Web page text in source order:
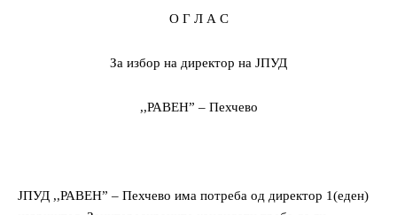
О Г Л А С
За избор на директор на ЈПУД
,,РАВЕН” – Пехчево
ЈПУД ,,РАВЕН” – Пехчево има потреба од директор 1(еден)